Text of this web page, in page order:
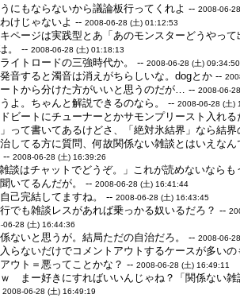
にもならないから議論板行ってくれよ --2008-06-
けじゃないよ --2008-06-28 (土) 01:12:53
ページは実践型とあ「あのモンスターどうやっ
。 --2008-06-28 (土) 01:18:13
イトロードの三強時代か。 --2008-06-28 (土) 09:34:50
音すると濁音は消えがちらしいな。dogとか --
トから分けた方がいいと思うのだが… --2008-06-
よ。ちゃんと解説できるのなら。 --2008-06-28 (土)
ビートにチューナーとかサモンプリースト入れ
って書いてあるけどさ、「絶対氷結界」なら結
してる方に質問、何故関係ない雑談とはいえな
--2008-06-28 (土) 16:39:26
談はチャットでどうぞ。」これが読めないなら
いてるんだが。 --2008-06-28 (土) 16:41:44
己完結してますね。 --2008-06-28 (土) 16:43:45
でも雑談レスがあれば乗っかる奴いるだろ？ --
06-28 (土) 16:44:36
ないと思うが。結局ただの自治だろ。 --2008-06-
らないだけでコメントアウトするケースが多い
ウト＝悪ってことかな？ --2008-06-28 (土) 16:49:11
まー好きにすればいいんじゃね？「関係ない
2008-06-28 (土) 16:49:19